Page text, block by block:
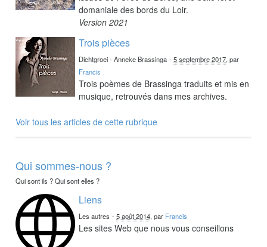
domaniale des bords du Loir.
Version 2021
Trois pièces
Dichtgroei - Anneke Brassinga -5 septembre 2017, par
Francis
Trois poèmes de Brassinga traduits et mis en
musique, retrouvés dans mes archives.
Voir tous les articles de cette rubrique
Qui sommes-nous ?
Qui sont ils ? Qui sont elles ?
Liens
Les autres -5 août 2014, par Francis
Les sites Web que nous vous conseillons